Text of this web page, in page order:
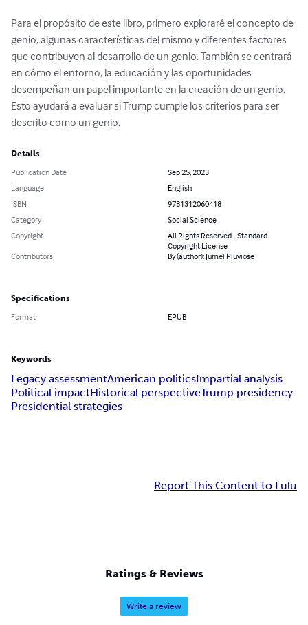
Para el propósito de este libro, primero exploraré el concepto de
genio, algunas características del mismo y diferentes factores
que contribuyen al desarrollo de un genio. También se centrará
en cómo el entorno, la educación y las oportunidades
desempeñan un papel importante en la creación de un genio.
Esto ayudará a evaluar si Trump cumple los criterios para ser
descrito como un genio.
Details
Publication Date
Sep 25, 2023
Language
English
ISBN
9781312060418
Category
Social Science
Copyright
All Rights Reserved - Standard
Copyright License
Contributors
By (author): Jumel Pluviose
Specifications
Format EPUB
Keywords
Legacy assessmentAmerican politicsImpartial analysis
Political impactHistorical perspectiveTrump presidency
Presidential strategies
Report This Content to Lulu
Ratings & Reviews
Write a review